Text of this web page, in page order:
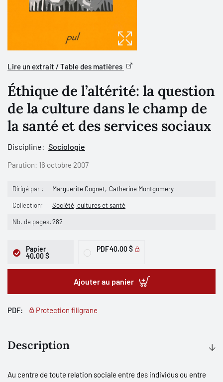
Lire un extrait / Table des matières
Éthique de l’altérité: la question
de la culture dans le champ de
la santé et des services sociaux
Discipline: Sociologie
Parution: 16 octobre 2007
Dirigé par : Marguerite Cognet Catherine Montgomery
Collection: Société, cultures et santé
Nb. de pages:282
Papier
40,00 $
PDF40,00 $
Ajouter au panier
PDF: Protection filigrane
Description
Au centre de toute relation sociale entre des individus ou entre